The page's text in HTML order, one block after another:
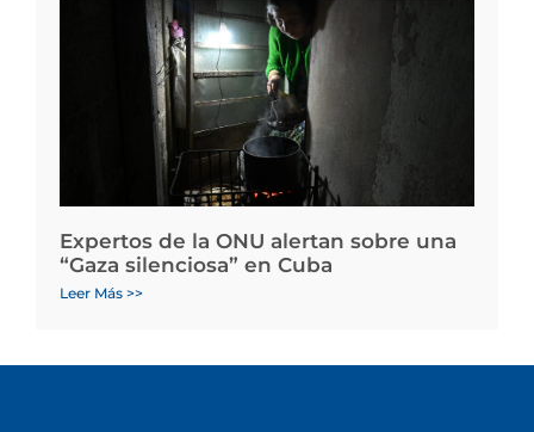
Expertos de la ONU alertan sobre una
“Gaza silenciosa” en Cuba
Leer Más >>